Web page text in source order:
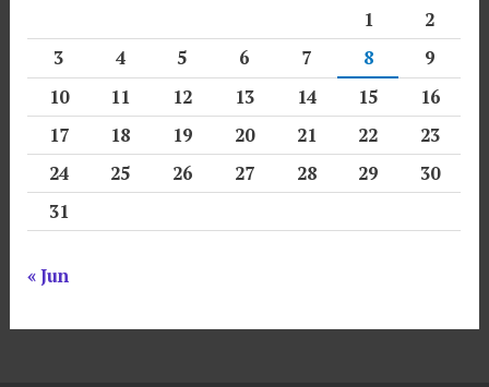
1
2
3
4 5 6 7 8
9
10
11 12 13 14 15
16
17
18 19 20 21 22
23
24
25 26 27 28 29
30
31
« Jun